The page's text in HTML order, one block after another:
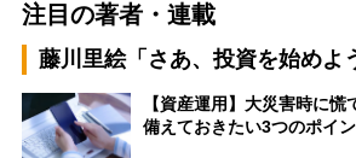
注目の著者・連載
藤川里絵「さあ、投資を始めよ
【資産運用】大災害時に
備えておきたい3つのポイ